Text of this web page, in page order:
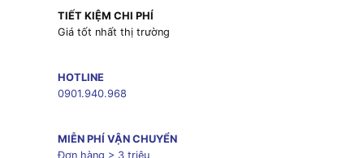
TIẾT KIỆM CHI PHÍ
Giá tốt nhất thị trường
HOTLINE
0901.940.968
MIỄN PHÍ VẬN CHUYỂN
Đơn hàng > 3 triệu